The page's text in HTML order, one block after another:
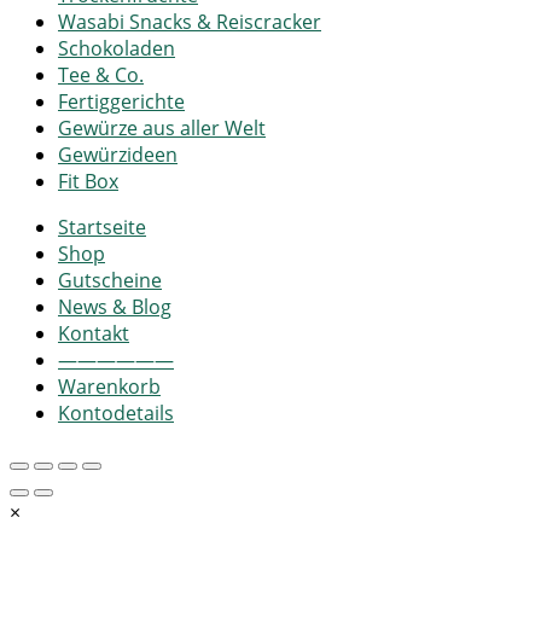
Wasabi Snacks & Reiscracker
Schokoladen
Tee & Co.
Fertiggerichte
Gewürze aus aller Welt
Gewürzideen
Fit Box
Startseite
Shop
Gutscheine
News & Blog
Kontakt
——————
Warenkorb
Kontodetails
×